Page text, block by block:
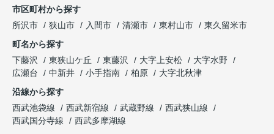
市区町村から探す
所沢市
狭山市 入間市 清瀬市 東村山市
東久留米市
町名から探す
下藤沢
東狭山ケ丘 東藤沢 大字上安松
大字水野
広瀬台
中新井 小手指南 柏原
大字北秋津
沿線から探す
西武池袋線
西武新宿線 武蔵野線
西武狭山線
西武国分寺線
西武多摩湖線